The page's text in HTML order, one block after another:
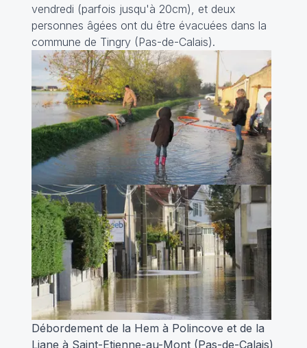
vendredi (parfois jusqu'à 20cm), et deux
personnes âgées ont du être évacuées dans la
commune de Tingry (Pas-de-Calais).
Débordement de la Hem à Polincove et de la
Liane à Saint-Etienne-au-Mont (Pas-de-Calais)